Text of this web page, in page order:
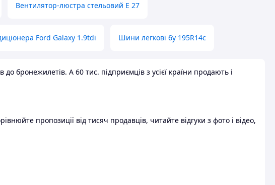
Вентилятор-люстра стельовий E 27
Ford Galaxy 1.9tdi Шини легкові бу 195R14c
бронежилетів. А 60 тис. підприємців з усієї країни продають і
пропозиції від тисяч продавців, читайте відгуки з фото і відео,